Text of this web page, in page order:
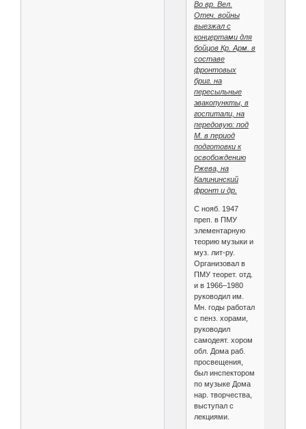
Во вр. Вел.
Отеч. войны
выезжал с
концертами для
бойцов Кр. Арм. в
составе
фронтовых
бриг. на
пересыльные
эвакопункты, в
госпитали, на
передовую: под
М. в период
подготовки к
освобождению
Ржева, на
Калининский
фронт и др.
С нояб. 1947
преп. в ПМУ
элементарную
теорию музыки и
муз. лит-ру.
Организовал в
ПМУ теорет. отд.
и в 1966–1980
руководил им.
Мн. годы работал
с пенз. хорами,
руководил
самодеят. хором
обл. Дома раб.
просвещения,
был инспектором
по музыке Дома
нар. творчества,
выступал с
лекциями.